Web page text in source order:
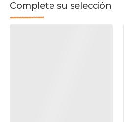
Complete su selección